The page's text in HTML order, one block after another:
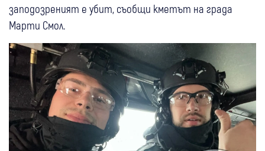
заподозреният е убит, съобщи кметът на града
Марти Смол.